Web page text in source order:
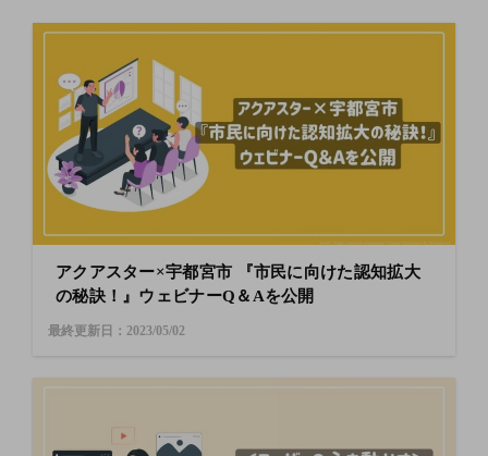
アクアスター×宇都宮市 『市民に向けた認知拡大
の秘訣！』ウェビナーQ＆Aを公開
最終更新日：2023/05/02